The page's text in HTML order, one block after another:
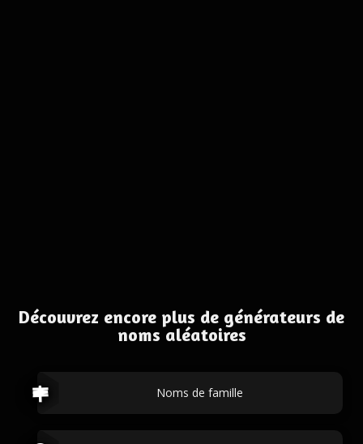
Découvrez encore plus de générateurs de
noms aléatoires
Noms de famille